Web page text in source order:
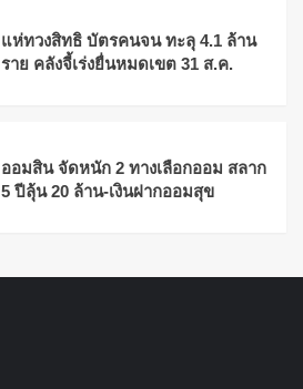
แห่ทวงสิทธิ บัตรคนจน ทะลุ 4.1 ล้าน
ราย คลังจี้เร่งยื่นหมดเขต 31 ส.ค.
ออมสิน จัดหนัก 2 ทางเลือกออม สลาก
5 ปีลุ้น 20 ล้าน-เงินฝากออมสุข